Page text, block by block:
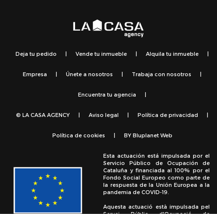
Deja tu pedido | Vende tu inmueble | Alquila tu inmueble |
Empresa | Únete a nosotros | Trabaja con nosotros |
Encuentra tu agencia |
© LA CASA AGENCY | Aviso legal | Política de privacidad |
Política de cookies | BY Bluplanet Web
Esta actuación está impulsada por el
Servicio Público de Ocupación de
Cataluña y financiada al 100% por el
Fondo Social Europeo como parte de
la respuesta de la Unión Europea a la
pandemia de COVID-19.
Aquesta actuació està impulsada pel